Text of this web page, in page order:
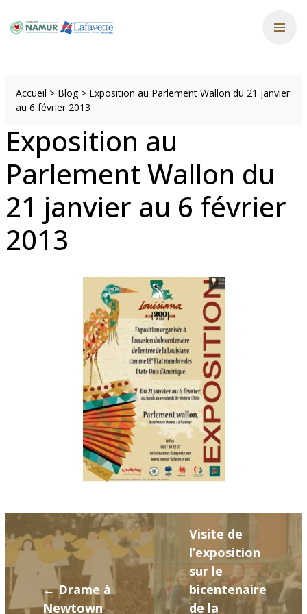
Accueil > Blog> Exposition au Parlement Wallon du 21 janvier
au 6 février 2013
Exposition au
Parlement Wallon du
21 janvier au 6 février
2013
← Drame à
Newtown
Visite de
l’exposition
sur le
bicentenaire
de la